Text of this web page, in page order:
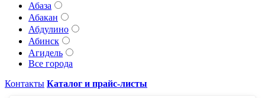
Абаза
Абакан
Абдулино
Абинск
Агидель
Все города
Контакты Каталог и прайс-листы